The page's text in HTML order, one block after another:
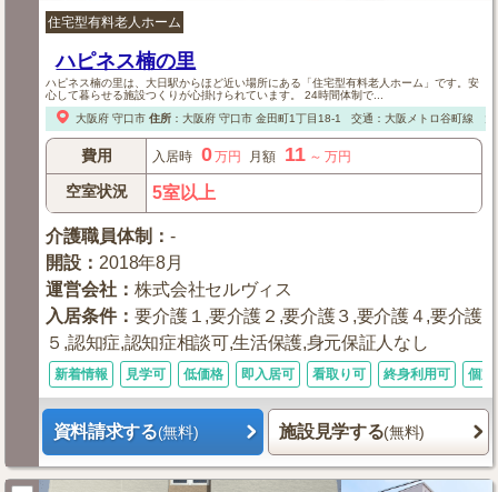
住宅型有料老人ホーム
ハピネス楠の里
ハピネス楠の里は、大日駅からほど近い場所にある「住宅型有料老人ホーム」です。安
心して暮らせる施設つくりが心掛けられています。 24時間体制で...
大阪府 守口市 住所： 大阪府 守口市金田町1丁目18-1 交通：大阪メトロ谷町線 大
費用 入居時 0万円 月額 11 ～万円
空室状況 5室以上
介護職員体制 ：-
開設 ： 2018年8月
運営会社 ：株式会社セルヴィス
入居条件：要介護１,要介護２,要介護３,要介護４,要介護
５,認知症,認知症相談可,生活保護,身元保証人なし
新着情報 見学可 低価格 即入居可 看取り可 終身利用可 個室
資料請求する(無料) 施設見学する(無料)